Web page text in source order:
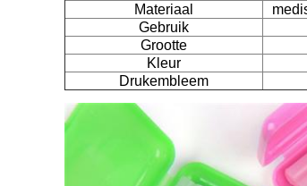
Materiaal
Gebruik
Grootte
Kleur
Drukembleem